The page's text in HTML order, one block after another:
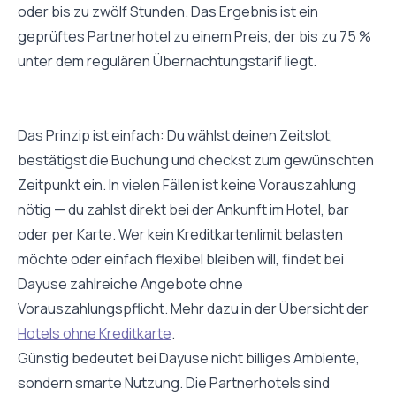
oder bis zu zwölf Stunden. Das Ergebnis ist ein
geprüftes Partnerhotel zu einem Preis, der bis zu 75 %
unter dem regulären Übernachtungstarif liegt.
Das Prinzip ist einfach: Du wählst deinen Zeitslot,
bestätigst die Buchung und checkst zum gewünschten
Zeitpunkt ein. In vielen Fällen ist keine Vorauszahlung
nötig — du zahlst direkt bei der Ankunft im Hotel, bar
oder per Karte. Wer kein Kreditkartenlimit belasten
möchte oder einfach flexibel bleiben will, findet bei
Dayuse zahlreiche Angebote ohne
Vorauszahlungspflicht. Mehr dazu in der Übersicht der
Hotels ohne Kreditkarte.
Günstig bedeutet bei Dayuse nicht billiges Ambiente,
sondern smarte Nutzung. Die Partnerhotels sind